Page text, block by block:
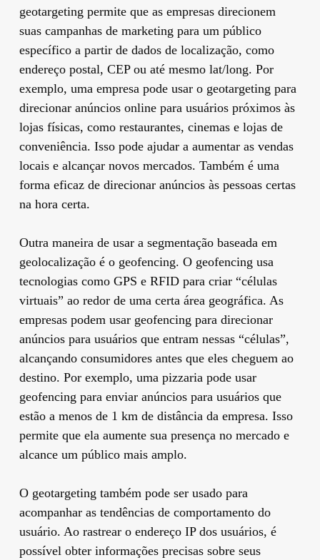
geotargeting permite que as empresas direcionem
suas campanhas de marketing para um público
específico a partir de dados de localização, como
endereço postal, CEP ou até mesmo lat/long. Por
exemplo, uma empresa pode usar o geotargeting para
direcionar anúncios online para usuários próximos às
lojas físicas, como restaurantes, cinemas e lojas de
conveniência. Isso pode ajudar a aumentar as vendas
locais e alcançar novos mercados. Também é uma
forma eficaz de direcionar anúncios às pessoas certas
na hora certa.
Outra maneira de usar a segmentação baseada em
geolocalização é o geofencing. O geofencing usa
tecnologias como GPS e RFID para criar “células
virtuais” ao redor de uma certa área geográfica. As
empresas podem usar geofencing para direcionar
anúncios para usuários que entram nessas “células”,
alcançando consumidores antes que eles cheguem ao
destino. Por exemplo, uma pizzaria pode usar
geofencing para enviar anúncios para usuários que
estão a menos de 1 km de distância da empresa. Isso
permite que ela aumente sua presença no mercado e
alcance um público mais amplo.
O geotargeting também pode ser usado para
acompanhar as tendências de comportamento do
usuário. Ao rastrear o endereço IP dos usuários, é
possível obter informações precisas sobre seus